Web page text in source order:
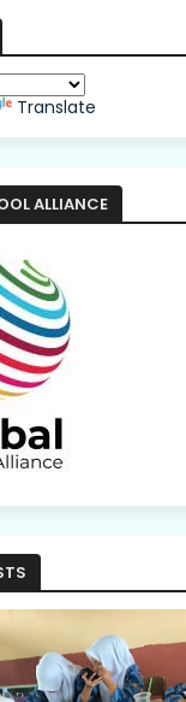
Translate
ALLIANCE